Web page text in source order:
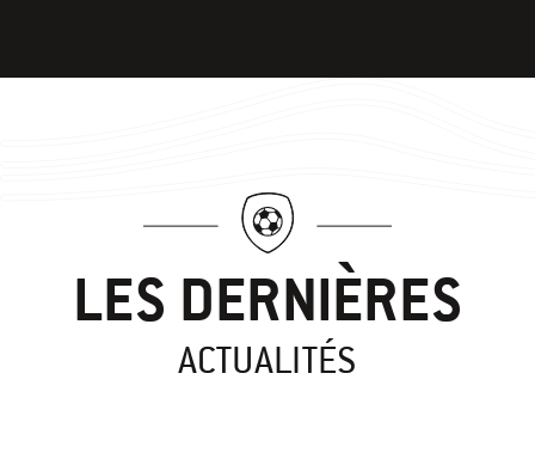
LES DERNIÈRES
ACTUALITÉS